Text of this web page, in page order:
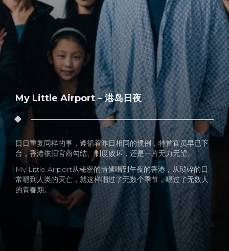
My Little Airport – 港岛日夜
日日重复同样的事，遵循着昨日相同的惯例，特首官员早已下
台，香港依旧官商勾结、制度败坏，还是一片无力无望。
My Little Airport从秘密的情愫唱到午夜的香港，从琐碎的日
常唱到人类的灭亡，就这样唱过了无数个季节，唱过了无数人
的青春期。